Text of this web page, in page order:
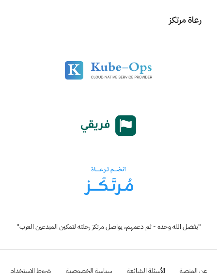
رعاة مرتكز
"بفضل الله وحده - ثم دعمهم، يواصل مرتكز رحلته لتمكين المبدعين العرب"
عن المنصة الأسئلة الشائعة سياسة الخصوصية شروط الإستخدام